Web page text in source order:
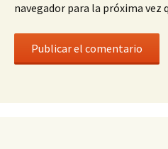
navegador para la próxima vez